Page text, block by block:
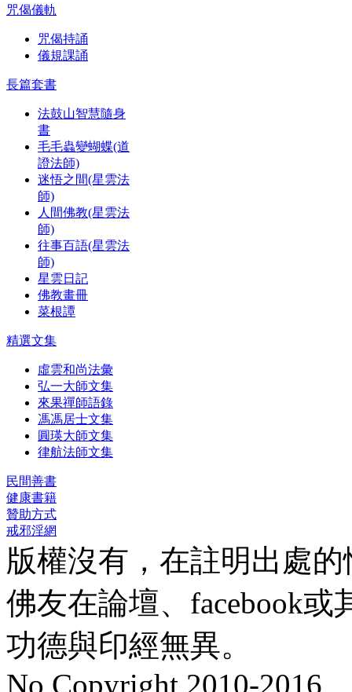
咒偈儀軌
咒偈持誦
儀規課誦
長篇套書
法鼓山智慧隨身
書
毛毛蟲變蝴蝶(道
證法師)
迷悟之間(星雲法
師)
人間佛教(星雲法
師)
往事百語(星雲法
師)
星雲日記
佛教畫冊
菜根譚
精選文集
虛雲和尚法彙
弘一大師文集
來果禪師語錄
馮馮居士文集
圓瑛大師文集
律航法師文集
民間善書
健康書籍
贊助方式
戒邪淫網
版權沒有，在註明出處
佛友在論壇、facebook
功德與印經無異。
No Copyright 2010-2016